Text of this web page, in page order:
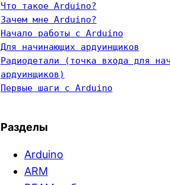
Что такое Arduino?
Зачем мне Arduino?
Начало работы с Arduino
Для начинающих ардуинщиков
Радиодетали (точка входа для
ардуинщиков)
Первые шаги с Arduino
Разделы
Arduino
ARM